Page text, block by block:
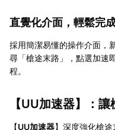
直覺化介面，輕鬆完
採用簡潔易懂的操作介面，
尋「槍途末路」，點選加速
程。
【UU加速器】：讓
【UU加速器】深度強化槍